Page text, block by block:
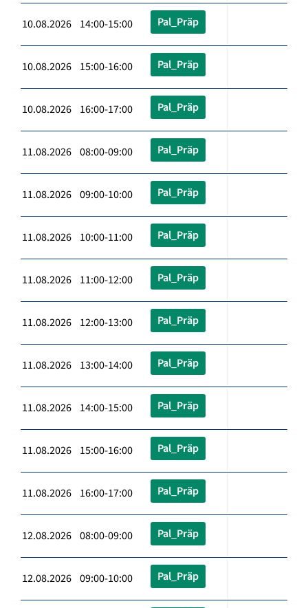
10.08.2026 14:00-15:00 Pal_Präp
10.08.2026 15:00-16:00 Pal_Präp
10.08.2026 16:00-17:00 Pal_Präp
11.08.2026 08:00-09:00 Pal_Präp
11.08.2026 09:00-10:00 Pal_Präp
11.08.2026 10:00-11:00 Pal_Präp
11.08.2026 11:00-12:00 Pal_Präp
11.08.2026 12:00-13:00 Pal_Präp
11.08.2026 13:00-14:00 Pal_Präp
11.08.2026 14:00-15:00 Pal_Präp
11.08.2026 15:00-16:00 Pal_Präp
11.08.2026 16:00-17:00 Pal_Präp
12.08.2026 08:00-09:00 Pal_Präp
12.08.2026 09:00-10:00 Pal_Präp